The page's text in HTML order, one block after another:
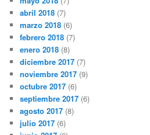
abril 2018 (7)
marzo 2018 (6)
febrero 2018 (7)
enero 2018 (8)
diciembre 2017 (7)
noviembre 2017 (9)
octubre 2017 (6)
septiembre 2017 (6)
agosto 2017 (8)
julio 2017 (6)